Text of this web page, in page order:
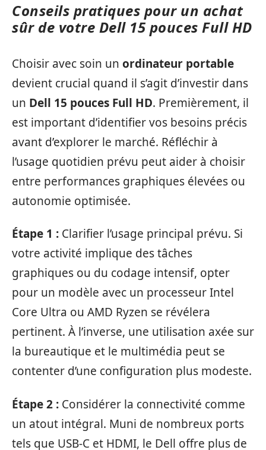
Conseils pratiques pour un achat
sûr de votre Dell 15 pouces Full HD
Choisir avec soin un ordinateur portable
devient crucial quand il s’agit d’investir dans
un Dell 15 pouces Full HD. Premièrement, il
est important d’identifier vos besoins précis
avant d’explorer le marché. Réfléchir à
l’usage quotidien prévu peut aider à choisir
entre performances graphiques élevées ou
autonomie optimisée.
Étape 1 : Clarifier l’usage principal prévu. Si
votre activité implique des tâches
graphiques ou du codage intensif, opter
pour un modèle avec un processeur Intel
Core Ultra ou AMD Ryzen se révélera
pertinent. À l’inverse, une utilisation axée sur
la bureautique et le multimédia peut se
contenter d’une configuration plus modeste.
Étape 2 : Considérer la connectivité comme
un atout intégral. Muni de nombreux ports
tels que USB-C et HDMI, le Dell offre plus de